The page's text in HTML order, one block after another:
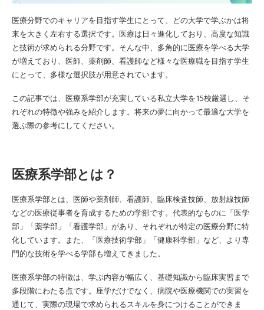
医療分野でのキャリアを目指す学生にとって、どの大学で学ぶかは将
来を大きく左右する選択です。医療は日々進化しており、高度な知識
と技術が求められる分野です。そんな中、多角的に医療を学べる大学
が増えており、医師、薬剤師、看護師など様々な医療職を目指す学生
にとって、多様な選択肢が用意されています。
この記事では、医療系学部が充実している私立大学を15校厳選し、そ
れぞれの特徴や強みを紹介します。将来の夢に向かって最適な大学を
選ぶ際の参考にしてください。
医療系学部とは？
医療系学部とは、医師や薬剤師、看護師、臨床検査技師、放射線技師
などの医療従事者を育成するための学部です。代表的なものに「医学
部」「薬学部」「看護学部」があり、それぞれが特定の医療分野に特
化しています。また、「医療技術学部」「健康科学部」など、より専
門的な技術を学べる学部も増えてきました。
医療系学部の特徴は、学ぶ内容が幅広く、基礎知識から臨床実習まで
多段階にわたる点です。座学だけでなく、病院や医療機関での実習を
通じて、実際の現場で求められるスキルを身につけることができま